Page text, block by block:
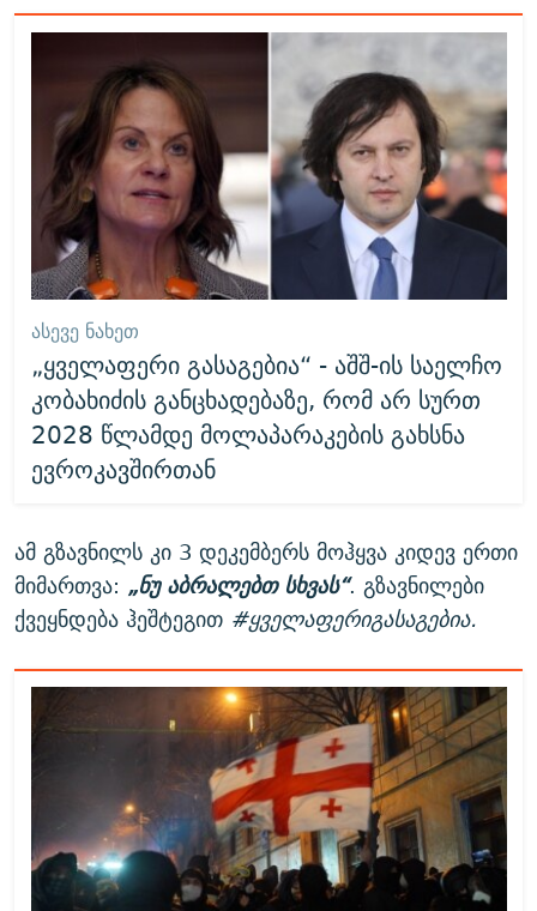
ᲐᲡᲔᲕᲔ ᲜᲐᲮᲔᲗ
„ყველაფერი გასაგებია“ - აშშ-ის საელჩო
კობახიძის განცხადებაზე, რომ არ სურთ
2028 წლამდე მოლაპარაკების გახსნა
ევროკავშირთან
ამ გზავნილს კი 3 დეკემბერს მოჰყვა კიდევ ერთი
მიმართვა: „ნუ აბრალებთ სხვას“. გზავნილები
ქვეყნდება ჰეშტეგით #ყველაფერიგასაგებია.